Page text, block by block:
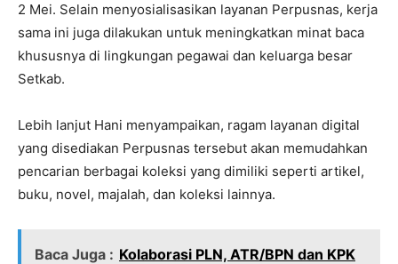
2 Mei. Selain menyosialisasikan layanan Perpusnas, kerja
sama ini juga dilakukan untuk meningkatkan minat baca
khususnya di lingkungan pegawai dan keluarga besar
Setkab.
Lebih lanjut Hani menyampaikan, ragam layanan digital
yang disediakan Perpusnas tersebut akan memudahkan
pencarian berbagai koleksi yang dimiliki seperti artikel,
buku, novel, majalah, dan koleksi lainnya.
Baca Juga : Kolaborasi PLN, ATR/BPN dan KPK